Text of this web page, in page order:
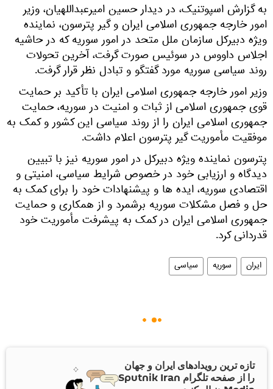
به گزارش اسپوتنیک، در دیدار حسین امیرعبداللهیان، وزیر
امور خارجه جمهوری اسلامی ایران و گیر پترسون، نماینده
ویژه دبیرکل سازمان ملل متحد در امور سوریه که در حاشیه
اجلاس داووس در سوئیس صورت گرفت، آخرین تحولات
روند سیاسی سوریه مورد گفتگو و تبادل نظر قرار گرفت.
وزیر امور خارجه جمهوری اسلامی ایران با تأکید بر حمایت
قوی جمهوری اسلامی از ثبات و امنیت در سوریه، حمایت
جمهوری اسلامی ایران را از روند سیاسی این کشور و کمک به
موفقیت مأموریت گیر پترسون اعلام داشت.
پترسون نماینده ویژه دبیرکل در امور سوریه نیز با تبیین
دیدگاه و ارزیابی خود در خصوص شرایط سیاسی، امنیتی و
اقتصادی سوریه، ایده ها و پیشنهادات خود را برای کمک به
حل و فصل مشکلات سوریه برشمرد و از همکاری و حمایت
جمهوری اسلامی ایران در کمک به پیشرفت مأموریت خود
قدردانی کرد.
ایران سوریه سیاسی
تازه ترین رویدادهای ایران و جهان
را از صفحه تلگرام Sputnik Iran